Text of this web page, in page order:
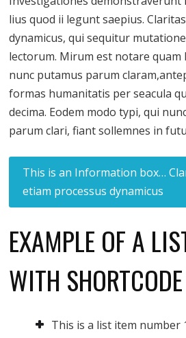
lius quod ii legunt saepius.
dynamicus, qui sequitur
lectorum. Mirum est notare quam
nunc putamus parum
formas humanitatis per seacula
decima. Eodem modo typi, qui
parum clari, fiant sollemnes in
This is an Information box…
etiam processus dynamicus
EXAMPLE OF A
WITH SHORTCODE
This is a list item number